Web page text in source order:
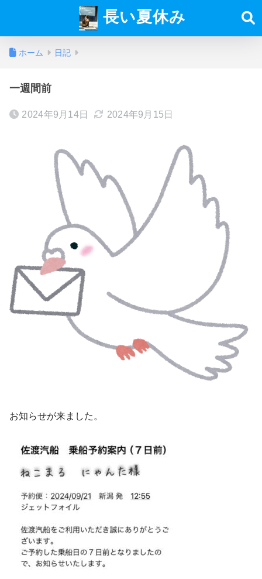
長い夏休み
ホーム 日記
一週間前
2024年9月14日 2024年9月15日
お知らせが来ました。